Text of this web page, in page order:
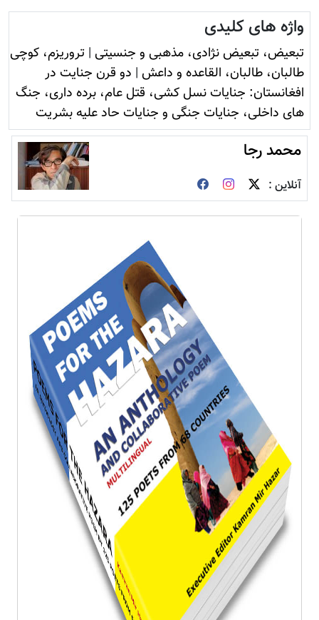
واژه های کلیدی
تبعیض، تبعیض نژادی، مذهبی و جنسیتی | تروريزم، کوچی
طالبان، طالبان، القاعده و داعش | دو قرن جنایت در
افغانستان: جنایات نسل کشی، قتل عام، برده داری، جنگ
های داخلی، جنایات جنگی و جنایات حاد علیه بشریت
محمد رجا
آنلاین :